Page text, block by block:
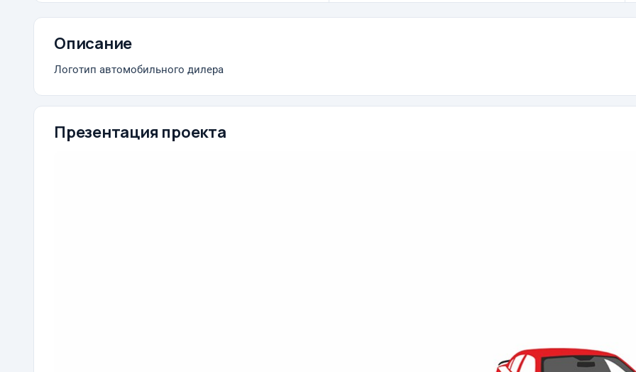
Описание
Логотип автомобильного дилера
Презентация проекта